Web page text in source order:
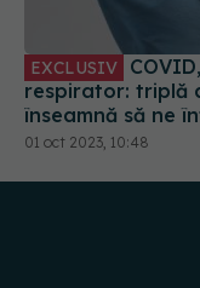
EXCLUSIV
respirator: triplă
înseamnă să ne
timpul pandemiei!
01 oct 2023, 10:48